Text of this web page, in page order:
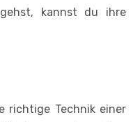
kannst du ihre
richtige Technik einer